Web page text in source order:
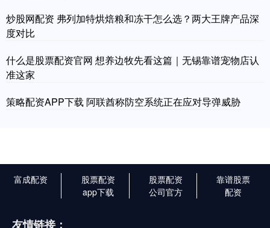
炒股网配资 弗列加特烘焙粮和冻干怎么选？两大王牌产品深
度对比
什么是股票配资官网 想养边牧先看这篇｜无锡靠谱宠物店认
准这家
策略配资APP下载 阿联酋称防空系统正在应对导弹威胁
富成配资
股票配资
app下载
股票配资
公司官方
靠谱股票
配资
友情链接：